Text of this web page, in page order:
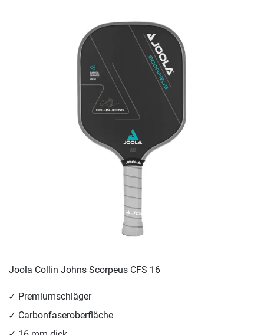
Joola Collin Johns Scorpeus CFS 16
Premiumschläger
Carbonfaseroberfläche